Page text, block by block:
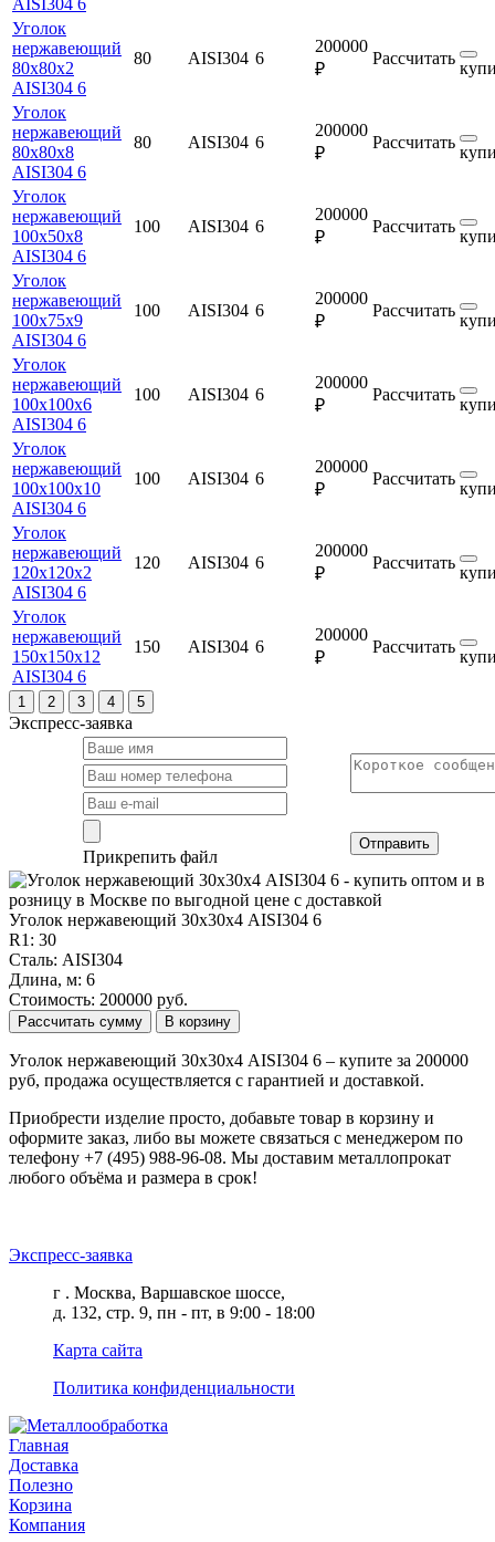
Уголок
нержавеющий
80х80х2
AISI304 6
80 AISI304 6
200000
₽
Рассчитать
Уголок
нержавеющий
80х80х8
AISI304 6
80 AISI304 6
200000
₽
Рассчитать
Уголок
нержавеющий
100х50х8
AISI304 6
100 AISI304 6
200000
₽
Рассчитать
Уголок
нержавеющий
100х75х9
AISI304 6
100 AISI304 6
200000
₽
Рассчитать
Уголок
нержавеющий
100х100х6
AISI304 6
100 AISI304 6
200000
₽
Рассчитать
Уголок
нержавеющий
100х100х10
AISI304 6
100 AISI304 6
200000
₽
Рассчитать
Уголок
нержавеющий
120х120х2
AISI304 6
120 AISI304 6
200000
₽
Рассчитать
Уголок
нержавеющий
150х150х12
AISI304 6
150 AISI304 6
200000
₽
Рассчитать
1 2 3 4 5
Экспресс-заявка
Прикрепить файл
Отправить
Уголок нержавеющий 30х30х4 AISI304 6
R1: 30
Сталь: AISI304
Длина, м: 6
Стоимость: 200000 руб.
Рассчитать сумму В корзину
Уголок нержавеющий 30х30х4 AISI304 6 – купите за 200000
руб, продажа осуществляется с гарантией и доставкой.
Приобрести изделие просто, добавьте товар в корзину и
оформите заказ, либо вы можете связаться с менеджером по
телефону +7 (495) 988-96-08. Мы доставим металлопрокат
любого объёма и размера в срок!
Экспресс-заявка
г . Москва, Варшавское шоссе,
д. 132, стр. 9, пн - пт, в 9:00 - 18:00
Карта сайта
Политика конфиденциальности
Главная
Доставка
Полезно
Корзина
Компания